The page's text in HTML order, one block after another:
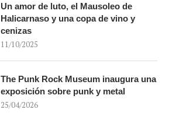
Un amor de luto, el Mausoleo de
Halicarnaso y una copa de vino y
cenizas
11/10/2025
The Punk Rock Museum inaugura una
exposición sobre punk y metal
25/04/2026